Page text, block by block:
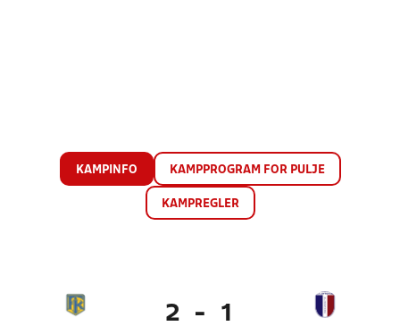
KAMPINFO KAMPPROGRAM FOR PULJE
KAMPREGLER
2 - 1